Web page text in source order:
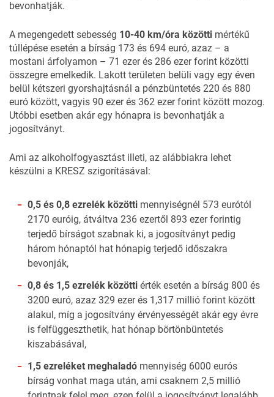
bevonhatják.
A megengedett sebesség 10-40 km/óra közötti mértékű
túllépése esetén a bírság 173 és 694 euró, azaz – a
mostani árfolyamon – 71 ezer és 286 ezer forint közötti
összegre emelkedik. Lakott területen belüli vagy egy éven
belül kétszeri gyorshajtásnál a pénzbüntetés 220 és 880
euró között, vagyis 90 ezer és 362 ezer forint között mozog.
Utóbbi esetben akár egy hónapra is bevonhatják a
jogosítványt.
Ami az alkoholfogyasztást illeti, az alábbiakra lehet
készülni a KRESZ szigorításával:
0,5 és 0,8 ezrelék közötti mennyiségnél 573 eurótól
2170 euróig, átváltva 236 ezertől 893 ezer forintig
terjedő bírságot szabnak ki, a jogosítványt pedig
három hónaptól hat hónapig terjedő időszakra
bevonják,
0,8 és 1,5 ezrelék közötti érték esetén a bírság 800 és
3200 euró, azaz 329 ezer és 1,317 millió forint között
alakul, míg a jogosítvány érvényességét akár egy évre
is felfüggeszthetik, hat hónap börtönbüntetés
kiszabásával,
1,5 ezreléket meghaladó mennyiség 6000 eurós
bírság vonhat maga után, ami csaknem 2,5 millió